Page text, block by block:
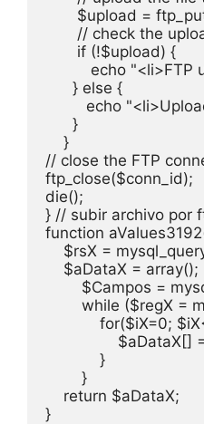
$upload =
// check the
       if (!$upload) {
echo
      } else {
echo
      }
    }
// close the FTP
ftp_close($conn_id);
die();
} // subir archivo por
function
$rsX =
$aDataX =
$Campos =
while ($regX
for($iX=0;
            }
        }
    return $aDataX;
}